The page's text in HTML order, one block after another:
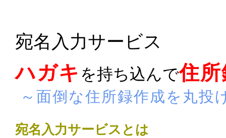
宛名入力サービス
ハガキ を持ち込んで住
～面倒な住所録作成を丸投
宛名入力サービスとは